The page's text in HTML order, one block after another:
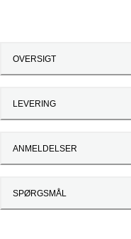
OVERSIGT
LEVERING
ANMELDELSER
SPØRGSMÅL